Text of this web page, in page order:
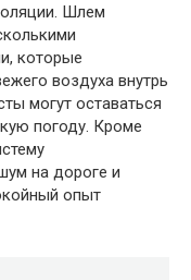
Шлем
которые
воздуха внутрь
могут оставаться
погоду. Кроме
на дороге и
опыт